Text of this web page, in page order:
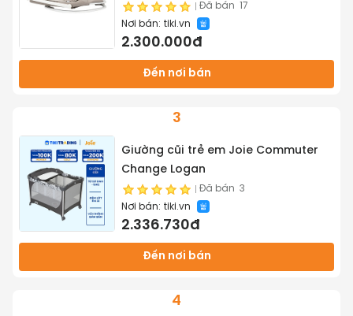
Đã bán 17
Nơi bán: tiki.vn
2.300.000đ
Đến nơi bán
3
Giường cũi trẻ em Joie Commuter
Change Logan
Đã bán 3
Nơi bán: tiki.vn
2.336.730đ
Đến nơi bán
4